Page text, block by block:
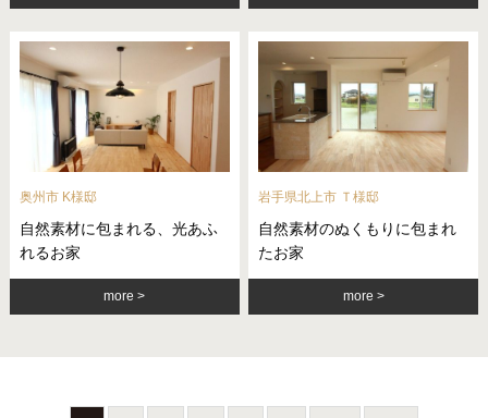
奥州市 K様邸
自然素材に包まれる、光あふ
れるお家
more
岩手県北上市 Ｔ様邸
自然素材のぬくもりに包まれ
たお家
more